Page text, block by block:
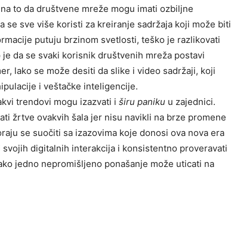
to da društvene mreže mogu imati ozbiljne
se sve više koristi za kreiranje sadržaja koji može biti
putuju brzinom svetlosti, teško je razlikovati
da se svaki korisnik društvenih mreža postavi
lako se može desiti da slike i video sadržaji, koji
i veštačke inteligencije.
trendovi mogu izazvati i širu paniku u zajednici.
žrtve ovakvih šala jer nisu navikli na brze promene
se suočiti sa izazovima koje donosi ova nova era
digitalnih interakcija i konsistentno proveravati
jedno nepromišljeno ponašanje može uticati na